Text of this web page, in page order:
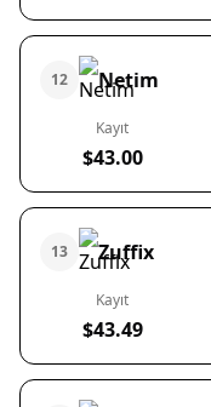
12 Netim
Kayıt
$43.00
13 Zuffix
Kayıt
$43.49